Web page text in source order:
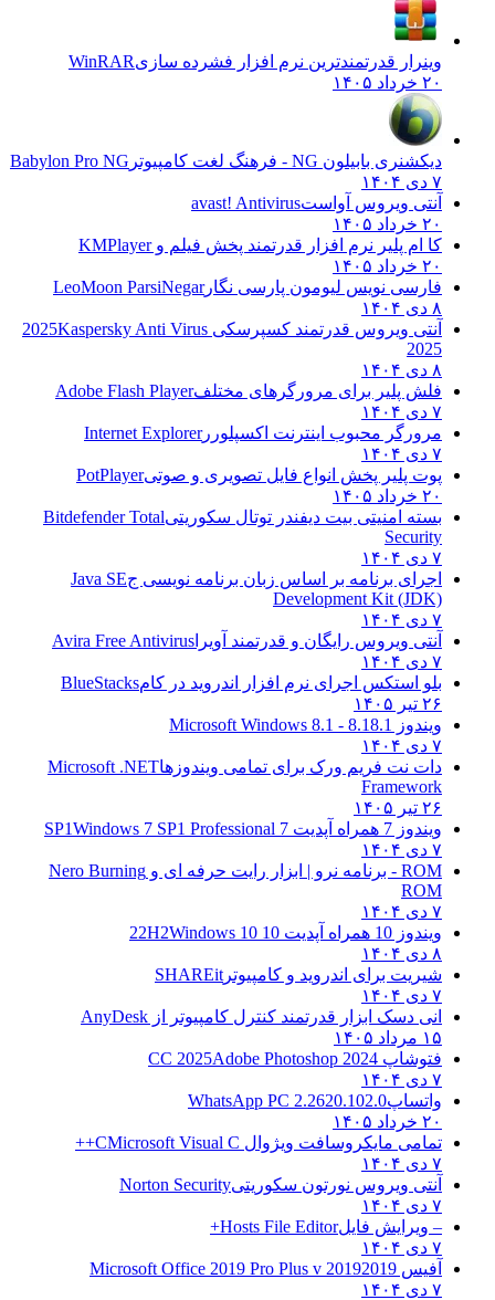
وینرار قدرتمندترین نرم افزار فشرده سازیWinRAR
۲۰ خرداد ۱۴۰۵
دیکشنری بابیلون NG - فرهنگ لغت کامپیوتر
Babylon Pro NG
۷ دی ۱۴۰۴
آنتی ویروس آواستavast! Antivirus
۲۰ خرداد ۱۴۰۵
کا ام پلیر نرم افزار قدرتمند پخش فیلم وKMPlayer
۲۰ خرداد ۱۴۰۵
فارسی نویس لیومون پارسی نگارLeoMoon ParsiNegar
۸ دی ۱۴۰۴
آنتی ویروس قدرتمند کسپرسکی 2025 Kaspersky Anti Virus
2025
۸ دی ۱۴۰۴
فلش پلیر برای مرورگرهای مختلفAdobe Flash Player
۷ دی ۱۴۰۴
مرورگر محبوب اینترنت اکسپلوررInternet Explorer
۷ دی ۱۴۰۴
پوت پلیر پخش انواع فایل تصویری و صوتیPotPlayer
۲۰ خرداد ۱۴۰۵
بسته امنیتی بیت دیفندر توتال سکوریتیBitdefender Total
Security
۷ دی ۱۴۰۴
اجرای برنامه بر اساس زبان برنامه نویسی جJava SE
Development Kit (JDK)
۷ دی ۱۴۰۴
آنتی ویروس رایگان و قدرتمند آویرا Avira Free Antivirus
۷ دی ۱۴۰۴
بلو استکس اجرای نرم افزار اندروید در کامBlueStacks
۲۶ تیر ۱۴۰۵
ویندوز 8.1
8.1 - Microsoft Windows 8.1
۷ دی ۱۴۰۴
دات نت فریم ورک برای تمامی ویندوزهاMicrosoft .NET
Framework
۲۶ تیر ۱۴۰۵
ویندوز 7 همراه آپدیت 7 SP1
Windows 7 SP1 Professional
۷ دی ۱۴۰۴
ROM - برنامه نرو | ابزار رایت حرفه ای و
Nero Burning
ROM
۷ دی ۱۴۰۴
ویندوز 10 همراه آپدیت 10 22H2
Windows 10
۸ دی ۱۴۰۴
شیریت برای اندروید و کامپیوتر SHAREit
۷ دی ۱۴۰۴
انی دسک ابزار قدرتمند کنترل کامپیوتر از AnyDesk
۱۵ مرداد ۱۴۰۵
فتوشاپ CC 2025 Adobe Photoshop 2024
۷ دی ۱۴۰۴
واتساپWhatsApp PC 2.2620.102.0
۲۰ خرداد ۱۴۰۵
تمامی مایکروسافت ویژوال C Microsoft Visual C++
۷ دی ۱۴۰۴
آنتی ویروس نورتون سکوریتیNorton Security
۷ دی ۱۴۰۴
– ویرایش فایلHosts File Editor+
۷ دی ۱۴۰۴
آفیس 2019 2019 Microsoft Office 2019 Pro Plus v
۷ دی ۱۴۰۴